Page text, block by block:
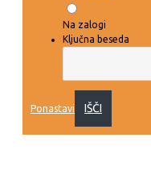
Na zalogi
Ključna beseda
Ponastavi IŠČI